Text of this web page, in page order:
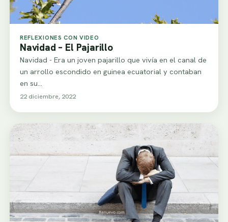
REFLEXIONES CON VIDEO
Navidad – El Pajarillo
Navidad - Era un joven pajarillo que vivía en el canal de
un arrollo escondido en guinea ecuatorial y contaban
en su…
22 diciembre, 2022